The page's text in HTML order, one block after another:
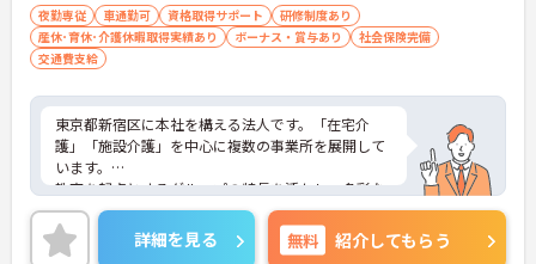
夜勤専従 車通勤可 資格取得サポート
研修制度あり
産休･育休･介護休暇取得実績あり
ボーナス・賞与あり
社会保険完備
交通費支給
東京都新宿区に本社を構える法人です。「在宅介
護」「施設介護」を中心に複数の事業所を展開して
います。
教育を起点とするグループの特長を活かし、多彩な
レクリエーションのほか、スタッフの研修なども充
実しているので、経験に自信のない方やブランクの
ある方も安心してお仕事を開始いただけます。
詳細を見る 無料 紹介してもらう